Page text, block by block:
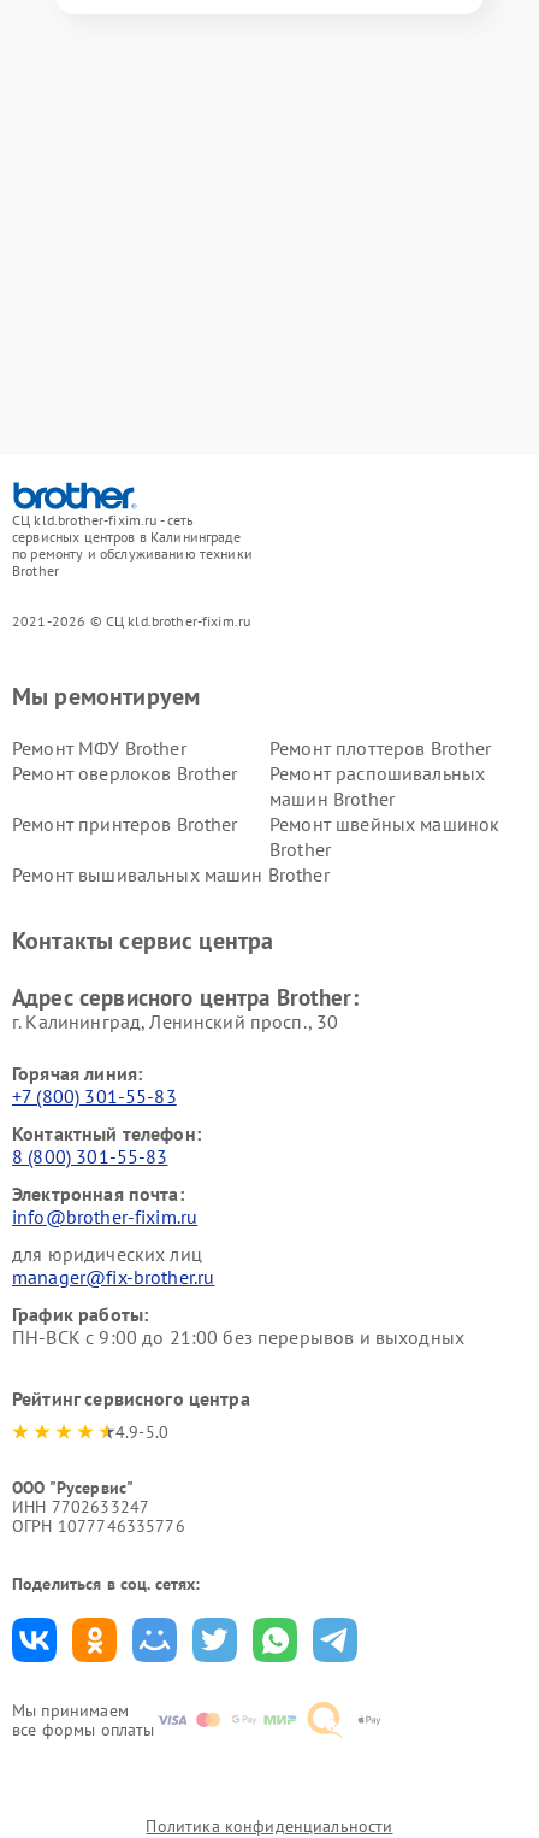
СЦ kld.brother-fixim.ru - сеть
сервисных центров в Калининграде
по ремонту и обслуживанию техники
Brother
2021-2026 © СЦ kld.brother-fixim.ru
Мы принимаем
все формы оплаты
Мы ремонтируем
Ремонт МФУ Brother
Ремонт плоттеров Brother
Ремонт оверлоков Brother
Ремонт распошивальных
машин Brother
Ремонт принтеров Brother
Ремонт швейных машинок
Brother
Ремонт вышивальных машин Brother
Контакты сервис центра
Адрес сервисного центра Brother:
г. Калининград, Ленинский просп., 30
Горячая линия:
+7 (800) 301-55-83
Контактный телефон:
8 (800) 301-55-83
Электронная почта:
info@brother-fixim.ru
для юридических лиц
manager@fix-brother.ru
График работы:
ПН-ВСК с 9:00 до 21:00 без перерывов и выходных
Рейтинг сервисного центра
4.9-5.0
ООО "Русервис"
ИНН 7702633247
ОГРН 1077746335776
Поделиться в соц. сетях:
Политика конфиденциальности